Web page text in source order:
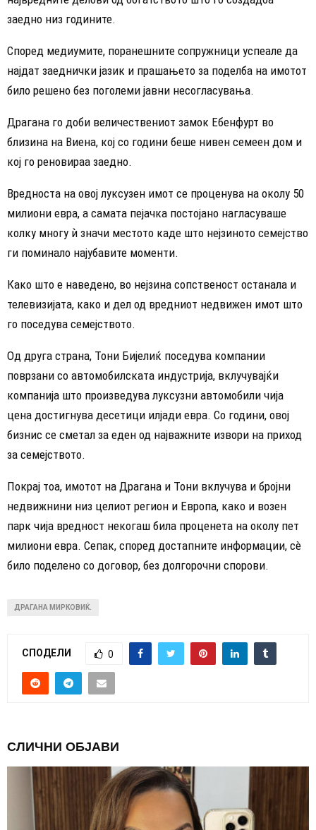
заедно низ годините.
Според медиумите, поранешните сопружници успеале да
најдат заеднички јазик и прашањето за поделба на имотот
било решено без поголеми јавни несогласувања.
Драгана го доби величествениот замок Ебенфурт во
близина на Виена, кој со години беше нивен семеен дом и
кој го реновираа заедно.
Вредноста на овој луксузен имот се проценува на околу 50
милиони евра, а самата пејачка постојано нагласуваше
колку многу ѝ значи местото каде што нејзиното семејство
ги поминало најубавите моменти.
Како што е наведено, во нејзина сопственост останала и
телевизијата, како и дел од вредниот недвижен имот што
го поседува семејството.
Од друга страна, Тони Бијелиќ поседува компании
поврзани со автомобилската индустрија, вклучувајќи
компанија што произведува луксузни автомобили чија
цена достигнува десетици илјади евра. Со години, овој
бизнис се сметал за еден од најважните извори на приход
за семејството.
Покрај тоа, имотот на Драгана и Тони вклучува и бројни
недвижнини низ целиот регион и Европа, како и возен
парк чија вредност некогаш била проценета на околу пет
милиони евра. Сепак, според достапните информации, сè
било поделено со договор, без долгорочни спорови.
ДРАГАНА МИРКОВИЌ.
СПОДЕЛИ 0
СЛИЧНИ ОБЈАВИ